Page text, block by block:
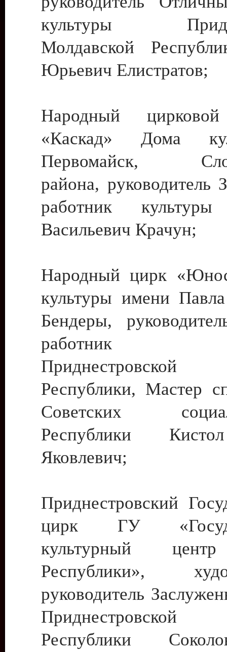
культуры
Молдавской
Юрьевич Елистратов;
Народный цирковой
«Каскад» Дома
Первомайск,
района, руководитель
работник культуры
Васильевич Крачун;
Народный цирк
культуры имени
Бендеры,
работник
Приднестровской
Республики, Мастер
Советских
Республики
Яковлевич;
Приднестровский
цирк ГУ
культурный
Республики»,
руководитель
Приднестровской
Республики